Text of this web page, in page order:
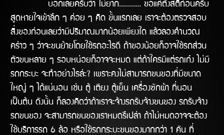
บอกเลยครับว่า ไม่ยาก........... ขอแค่ตั้งสติก่อนครับ
สูดหายใจเข้าลึก ๆ ค่อย ๆ คิด ขั้นแรกเลย เราจะต้องตรวจสอบ
สิ่งของก่อนเลยว่ามีปริมาณมากน้อยเพียงใด แล้วลองคำนวณ
คร่าว ๆ ว่าจะขนย้ายโดยใช้รถอะไรดี ถ้าของน้อยก็อาจใช้รถส่วน
ตัวขนหลาย ๆ รอบหน่อยก็อาจจะหมด แต่ถ้าใครมีแต่รถเก๋ง ไม่มี
รถกระบะ จะทำอย่างไรล่ะ? เพราะคงไม่สามารถขนของที่มีขนาด
ใหญ่ ๆ ได้แน่นอน เช่น ตู้ เตียง ตู้เย็น เครื่องซักผ้า ที่นอน
เป็นต้น ดังนั้น ก็ลองคิดว่าถ้าเราจะจ้างรถรับจ้างขนของ รถรับจ้าง
รถขนของ จะสามารถขนของเราหมดรึเปล่า ถ้าไม่หมดอาจจะต้อง
ใช้บริการรถ 6 ล้อ หรือใช้รถกระบะขนของมากกว่า 1 คัน ที่